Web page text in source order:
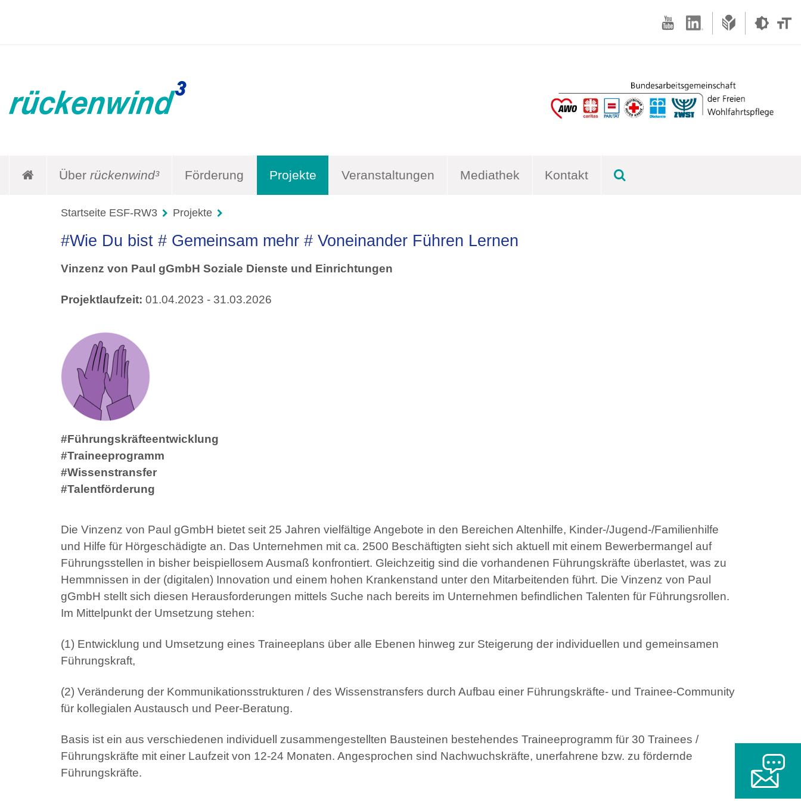
Überrückenwind³ Förderung Projekte Veranstaltungen Mediathek Kontakt
Startseite ESF-RW3 Projekte
#Wie Du bist # Gemeinsam mehr # Voneinander Führen Lernen
Vinzenz von Paul gGmbH Soziale Dienste und Einrichtungen
Projektlaufzeit: 01.04.2023 - 31.03.2026
#Führungskräfteentwicklung
#Traineeprogramm
#Wissenstransfer
#Talentförderung
Die Vinzenz von Paul gGmbH bietet seit 25 Jahren vielfältige Angebote in den Bereichen Altenhilfe, Kinder-/Jugend-/Familienhilfe
und Hilfe für Hörgeschädigte an. Das Unternehmen mit ca. 2500 Beschäftigten sieht sich aktuell mit einem Bewerbermangel auf
Führungsstellen in bisher beispiellosem Ausmaß konfrontiert. Gleichzeitig sind die vorhandenen Führungskräfte überlastet, was zu
Hemmnissen in der (digitalen) Innovation und einem hohen Krankenstand unter den Mitarbeitenden führt. Die Vinzenz von Paul
gGmbH stellt sich diesen Herausforderungen mittels Suche nach bereits im Unternehmen befindlichen Talenten für Führungsrollen.
Im Mittelpunkt der Umsetzung stehen:
(1) Entwicklung und Umsetzung eines Traineeplans über alle Ebenen hinweg zur Steigerung der individuellen und gemeinsamen
Führungskraft,
(2) Veränderung der Kommunikationsstrukturen / des Wissenstransfers durch Aufbau einer Führungskräfte- und Trainee-Community
für kollegialen Austausch und Peer-Beratung.
Basis ist ein aus verschiedenen individuell zusammengestellten Bausteinen bestehendes Traineeprogramm für 30 Trainees /
Führungskräfte mit einer Laufzeit von 12-24 Monaten. Angesprochen sind Nachwuchskräfte, unerfahrene bzw. zu fördernde
Führungskräfte.